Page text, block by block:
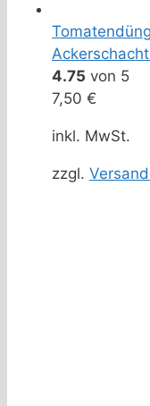
4.75 von 5
7,50 €
inkl. MwSt.
zzgl.